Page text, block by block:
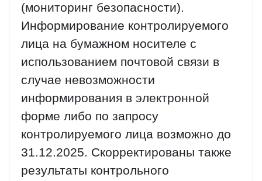
(мониторинг безопасности).
Информирование контролируемого
лица на бумажном носителе с
использованием почтовой связи в
случае невозможности
информирования в электронной
форме либо по запросу
контролируемого лица возможно до
31.12.2025. Скорректированы также
результаты контрольного